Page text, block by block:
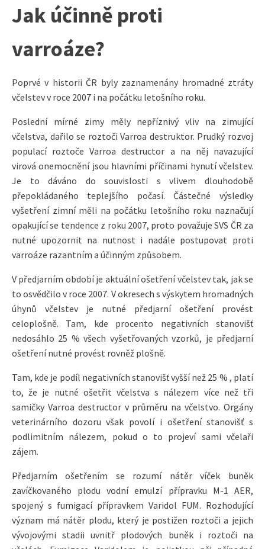
Jak účinně proti
varroáze?
Poprvé v historii ČR byly zaznamenány hromadné ztráty
včelstev v roce 2007 i na počátku letošního roku.
Poslední mírné zimy měly nepříznivý vliv na zimující
včelstva, dařilo se roztoči Varroa destruktor. Prudký rozvoj
populací roztoče Varroa destructor a na něj navazující
virová onemocnění jsou hlavními příčinami hynutí včelstev.
Je to dáváno do souvislosti s vlivem dlouhodobě
přepokládaného teplejšího počasí. Částečné výsledky
vyšetření zimní měli na počátku letošního roku naznačují
opakující se tendence z roku 2007, proto považuje SVS ČR za
nutné upozornit na nutnost i nadále postupovat proti
varroáze razantním a účinným způsobem.
V předjarním období je aktuální ošetření včelstev tak, jak se
to osvědčilo v roce 2007. V okresech s výskytem hromadných
úhynů včelstev je nutné předjarní ošetření provést
celoplošně. Tam, kde procento negativních stanovišť
nedosáhlo 25 % všech vyšetřovaných vzorků, je předjarní
ošetření nutné provést rovněž plošně.
Tam, kde je podíl negativních stanovišť vyšší než 25 % , platí
to, že je nutné ošetřit včelstva s nálezem více než tři
samičky Varroa destructor v průměru na včelstvo. Orgány
veterinárního dozoru však povolí i ošetření stanovišť s
podlimitním nálezem, pokud o to projeví sami včelaři
zájem.
Předjarním ošetřením se rozumí nátěr víček buněk
zavíčkovaného plodu vodní emulzí přípravku M-1 AER,
spojený s fumigací přípravkem Varidol FUM. Rozhodující
význam má nátěr plodu, který je postižen roztoči a jejich
vývojovými stadii uvnitř plodových buněk i roztoči na